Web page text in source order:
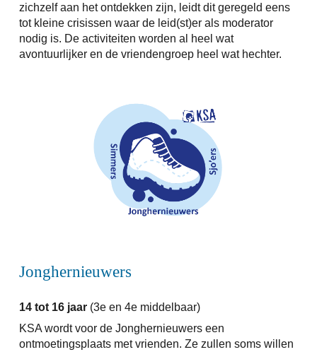
zichzelf aan het ontdekken zijn, leidt dit geregeld eens
tot kleine crisissen waar de leid(st)er als moderator
nodig is. De activiteiten worden al heel wat
avontuurlijker en de vriendengroep heel wat hechter.
Jonghernieuwers
14 tot 16 jaar (3een 4e middelbaar)
KSA wordt voor de Jonghernieuwers een
ontmoetingsplaats met vrienden. Ze zullen soms willen